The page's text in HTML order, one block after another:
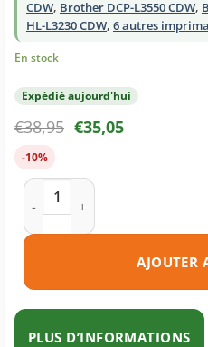
CDW, Brother DCP-L3550 CDW,
HL-L3230 CDW, 6 autres
En stock
Expédié aujourd'hui
€38,95 €35,05
-10%
quantité de Toner compatible
AJOUTER
PLUS D’INFORMATIONS